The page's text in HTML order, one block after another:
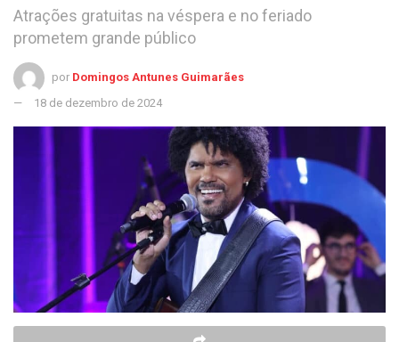
Atrações gratuitas na véspera e no feriado
prometem grande público
por Domingos Antunes Guimarães
18 de dezembro de 2024